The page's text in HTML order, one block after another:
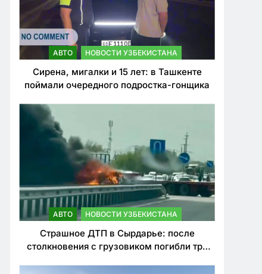
АВТО НОВОСТИ УЗБЕКИСТАНА
Сирена, мигалки и 15 лет: в Ташкенте
поймали очередного подростка-гонщика
АВТО НОВОСТИ УЗБЕКИСТАНА
Страшное ДТП в Сырдарье: после
столкновения с грузовиком погибли три